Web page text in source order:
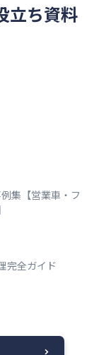
立ち資料
集【営業車・フ
完全ガイド